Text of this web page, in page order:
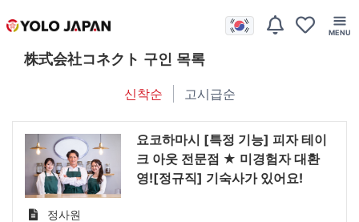
株式会社コネクト 구인 목록
신착순 고시급순
요코하마시 [특정 기능] 피자 테이
크 아웃 전문점 ★ 미경험자 대환
영![정규직] 기숙사가 있어요!
정사원